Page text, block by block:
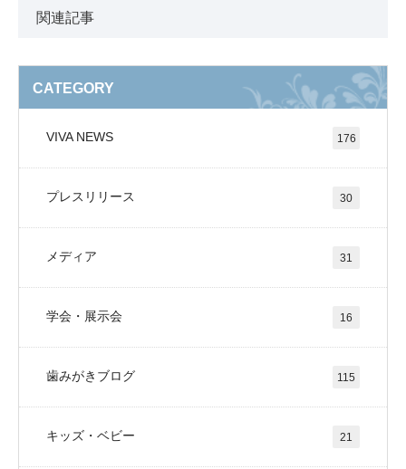
関連記事
CATEGORY
VIVA NEWS 176
プレスリリース 30
メディア 31
学会・展示会 16
歯みがきブログ 115
キッズ・ベビー 21